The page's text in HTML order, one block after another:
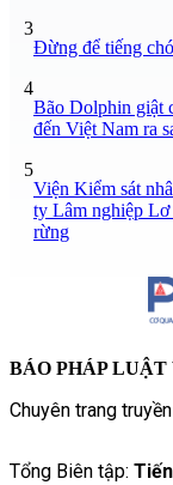
3
Đừng để tiếng
4
Bão Dolphin giật
đến Việt Nam ra
5
Viện Kiểm sát
ty Lâm nghiệp Lơ
rừng
BÁO PHÁP
Chuyên trang
Tổng Biên tập: